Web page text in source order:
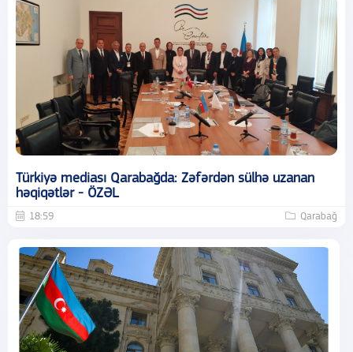
Türkiyə mediası Qarabağda: Zəfərdən sülhə uzanan
həqiqətlər - ÖZƏL
18:59 Qarabağ